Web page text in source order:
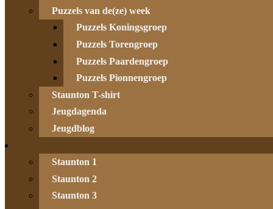
Puzzels van de(ze) week
Puzzels Koningsgroep
Puzzels Torengroep
Puzzels Paardengroep
Puzzels Pionnengroep
Staunton T-shirt
Jeugdagenda
Jeugdblog
Staunton 1
Staunton 2
Staunton 3